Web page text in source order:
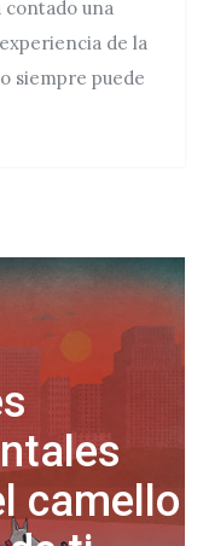
contado una
de la
siempre puede
días
mental